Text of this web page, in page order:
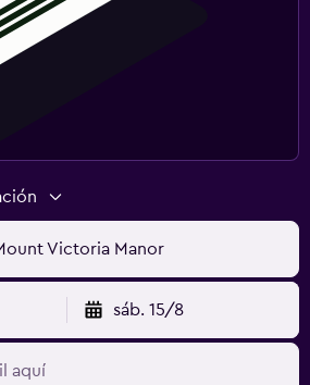
Victoria Manor
sáb. 15/8